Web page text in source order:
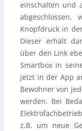
einschalten und
Knopfdruck in
Dieser erhält
über den Link
Smartbox in
jetzt in der App
Bewohner von
werden. Bei
z.B. um neue